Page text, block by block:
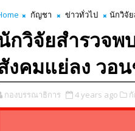
กัญชา ข่าวทั่วไป นักวิจั
กวิจัยสำรวจ
งคมแย่ลง วอ
กองบรรณาธิการ 4 years ago